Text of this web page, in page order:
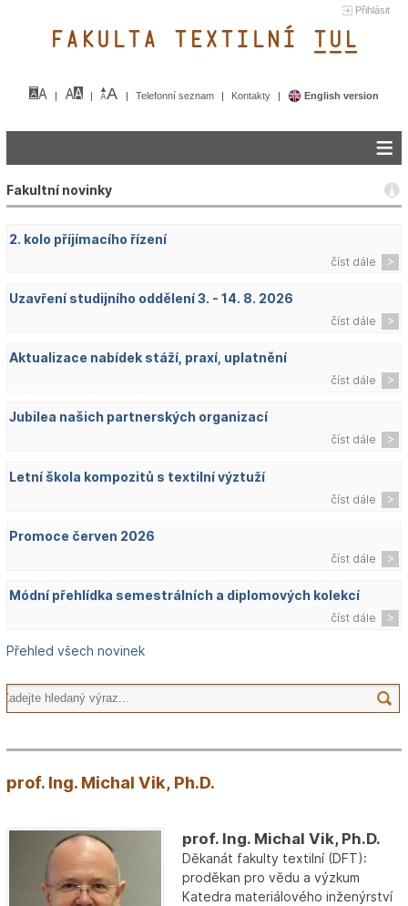
Přihlásit
FAKULTA TEXTILNÍ TUL&
Telefonní seznam Kontakty English version
Fakultní novinky
2. kolo příjímacího řízení
číst dále
Uzavření studijního oddělení 3. - 14. 8. 2026
číst dále
Aktualizace nabídek stáží, praxí, uplatnění
číst dále
Jubilea našich partnerských organizací
číst dále
Letní škola kompozitů s textilní výztuží
číst dále
Promoce červen 2026
číst dále
Módní přehlídka semestrálních a diplomových kolekcí
číst dále
Přehled všech novinek
prof. Ing. Michal Vik, Ph.D.
prof. Ing. Michal Vik, Ph.D.
Děkanát fakulty textilní (DFT):
proděkan pro vědu a výzkum
Katedra materiálového inženýrství